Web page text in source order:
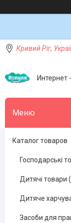
Кривий Ріг,
Интернет
Каталог товаров
Господарські
Дитячі товари
Дитяче
Засоби для